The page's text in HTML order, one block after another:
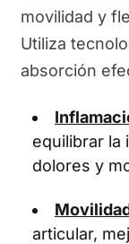
movilidad y
Utiliza
absorción
equilibrar la
dolores y
articular,